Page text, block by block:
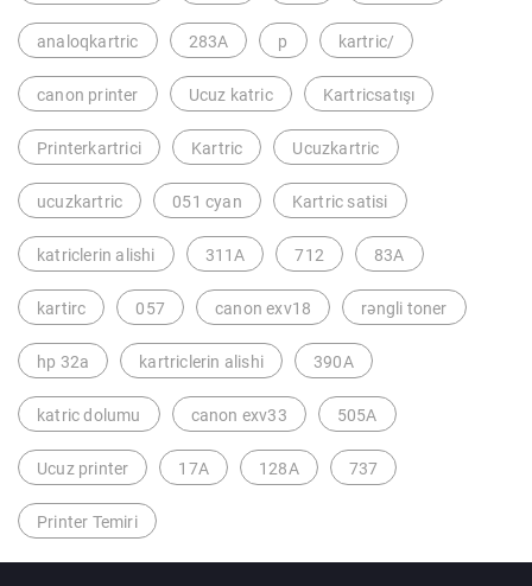
analoqkartric 283A p kartric/
canon printer Ucuz katric Kartricsatışı
Printerkartrici Kartric Ucuzkartric
ucuzkartric 051 cyan Kartric satisi
katriclerin alishi 311A 712 83A
kartirc 057 canon exv18 rəngli toner
hp 32a kartriclerin alishi 390A
katric dolumu canon exv33 505A
Ucuz printer 17A 128A 737
Printer Temiri